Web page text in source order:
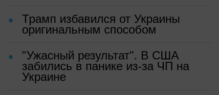
Трамп избавился от Украины
оригинальным способом
"Ужасный результат". В США
забились в панике из-за ЧП на
Украине